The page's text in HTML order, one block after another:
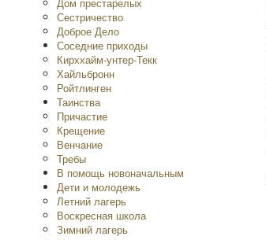
Сестричество
Доброе Дело
Соседние приходы
Кирххайм-унтер-Текк
Хайльбронн
Ройтлинген
Таинства
Причастие
Крещение
Венчание
Требы
В помощь новоначальным
Дети и молодежь
Летний лагерь
Воскресная школа
Зимний лагерь